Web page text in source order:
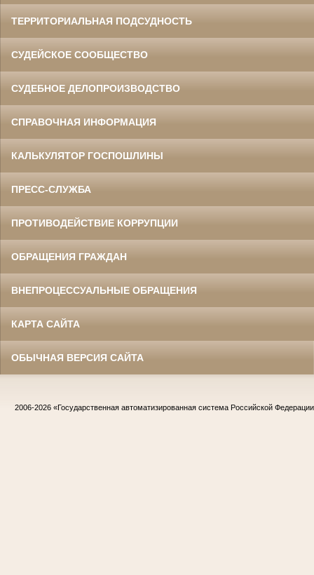
ТЕРРИТОРИАЛЬНАЯ ПОДСУДНОСТЬ
СУДЕЙСКОЕ СООБЩЕСТВО
СУДЕБНОЕ ДЕЛОПРОИЗВОДСТВО
СПРАВОЧНАЯ ИНФОРМАЦИЯ
КАЛЬКУЛЯТОР ГОСПОШЛИНЫ
ПРЕСС-СЛУЖБА
ПРОТИВОДЕЙСТВИЕ КОРРУПЦИИ
ОБРАЩЕНИЯ ГРАЖДАН
ВНЕПРОЦЕССУАЛЬНЫЕ ОБРАЩЕНИЯ
КАРТА САЙТА
ОБЫЧНАЯ ВЕРСИЯ САЙТА
2006-2026 «Государственная автоматизированная система Российской